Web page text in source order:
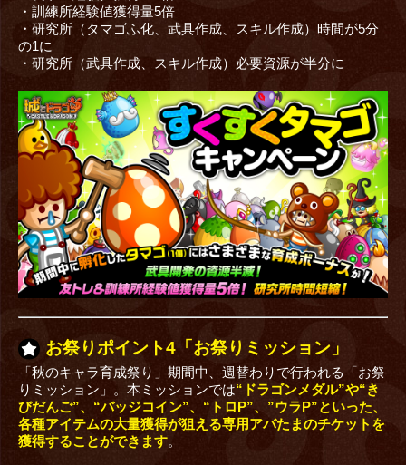
・訓練所経験値獲得量5倍
・研究所（タマゴふ化、武具作成、スキル作成）時間が5分
の1に
・研究所（武具作成、スキル作成）必要資源が半分に
お祭りポイント4「お祭りミッション」
「秋のキャラ育成祭り」期間中、週替わりで行われる「お祭
りミッション」。本ミッションでは“ドラゴンメダル”や“き
びだんご”、“バッジコイン”、“トロP”、”ウラP”といった、
各種アイテムの大量獲得が狙える専用アバたまのチケットを
獲得することができます。